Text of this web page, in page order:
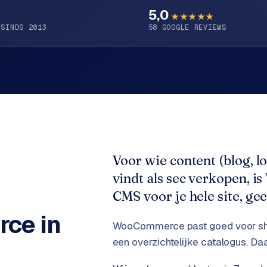
SINDS 2013
5,0 ★★★★★
58 GOOGLE REVIEWS
in
Voor wie content (blog,
vindt als sec verkopen,
CMS voor je hele site,
WooCommerce past goed voor
een overzichtelijke catalogus.